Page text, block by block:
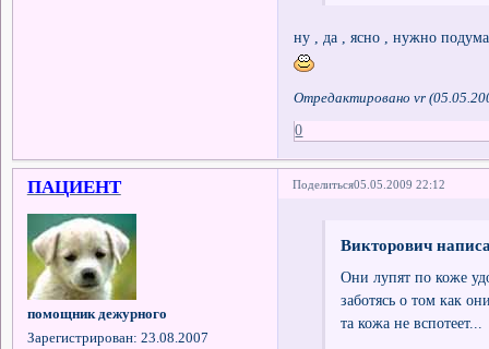
ну , да , ясно , нужно
Отредактировано vr
0
Поделиться05.05.2009 22:12
ПАЦИЕНТ
помощник дежурного
Зарегистрирован: 23.08.2007
Викторович
Они лупят по коже
заботясь о том как
та кожа не вспотеет...